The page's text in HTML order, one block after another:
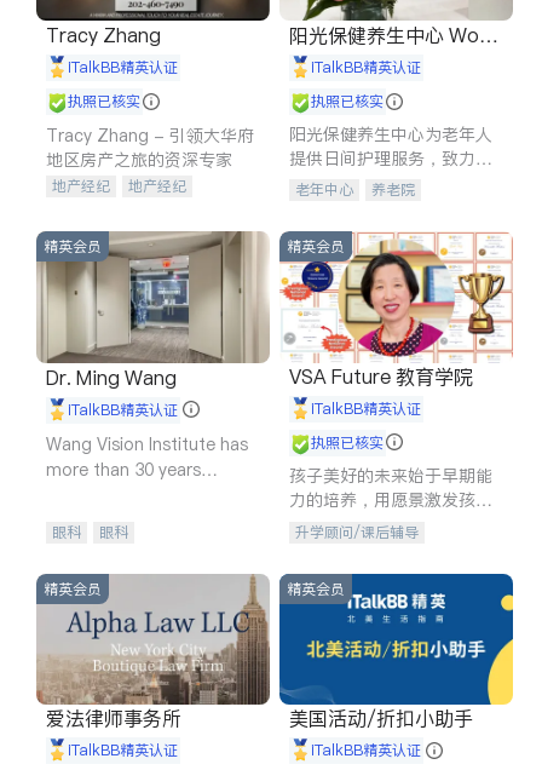
Tracy Zhang
iTalkBB精英认证
执照已核实
Tracy Zhang - 引领大华府
地区房产之旅的资深专家
地产经纪
地产经纪
商铺租售
开发商建商
阳光保健养生中心 World
shine
iTalkBB精英认证
执照已核实
阳光保健养生中心为老年人
提供日间护理服务，致力于
通过持续的护理创新来有效
老年中心 养老院
精英会员
Dr. Ming Wang
iTalkBB精英认证
Wang Vision Institute has
more than 30 years
眼科 眼科
精英会员
VSA Future 教育学院
iTalkBB精英认证
执照已核实
孩子美好的未来始于早期能
力的培养，用愿景激发孩子
的学习潜力和动力。理念：
拥有成长型心态是成功的基
石。
升学顾问/课后辅导
精英会员
爱法律师事务所
iTalkBB精英认证
精英会员
美国活动/折扣小助手
iTalkBB精英认证